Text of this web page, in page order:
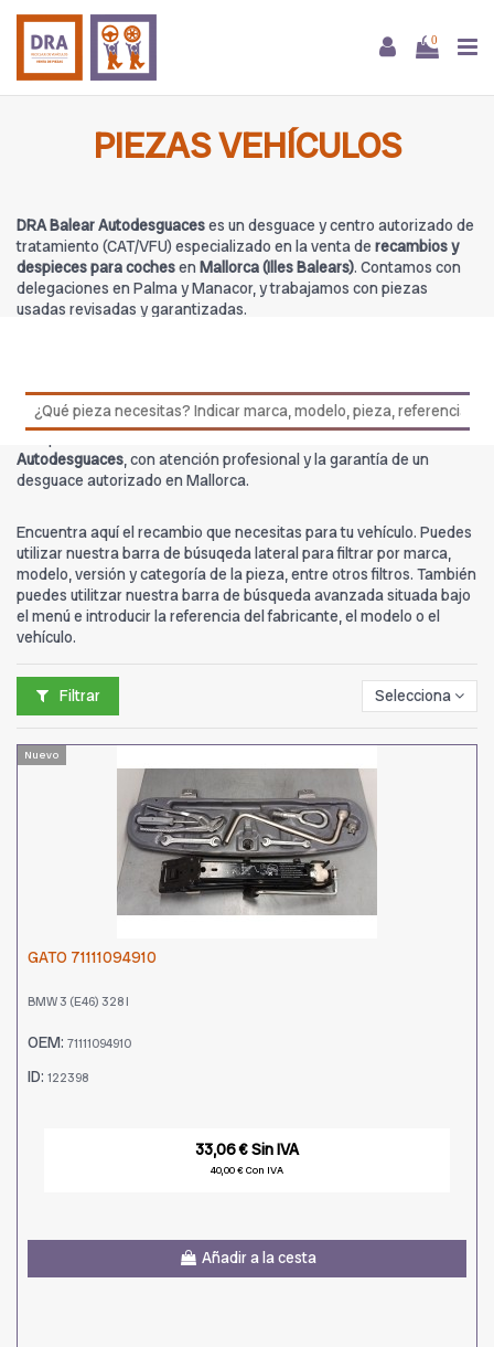
0
PIEZAS VEHÍCULOS
DRA Balear Autodesguaceses un desguace y centro autorizado de
tratamiento (CAT/VFU) especializado en la venta de recambios y
despieces para cochesen Mallorca (Illes Balears). Contamos con
delegaciones en Palma y Manacor, y trabajamos con piezas
usadas revisadas y garantizadas.
compatibilidades antes de la compra.
Autodesguaces, con atención profesional y la garantía de un
desguace autorizado en Mallorca.
Encuentra aquí el recambio que necesitas para tu vehículo. Puedes
utilizar nuestra barra de búsuqeda lateral para filtrar por marca,
modelo, versión y categoría de la pieza, entre otros filtros. También
puedes utilitzar nuestra barra de búsqueda avanzada situada bajo
el menú e introducir la referencia del fabricante, el modelo o el
vehículo.
Filtrar Selecciona
Nuevo
GATO 71111094910
BMW 3 (E46) 328 I
OEM: 71111094910
ID: 122398
33,06 € Sin IVA
40,00 € Con IVA
Añadir a la cesta